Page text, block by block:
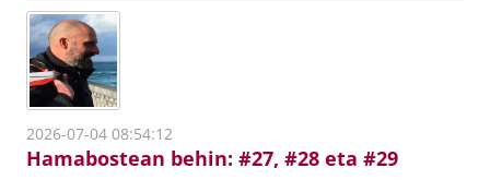
2026-07-04 08:54:12
Hamabostean behin: #27, #28 eta #29